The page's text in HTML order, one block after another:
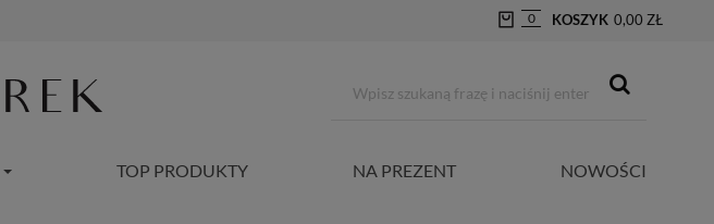
0 KOSZYK 0,00 ZŁ
TOP PRODUKTY NA PREZENT NOWOŚCI